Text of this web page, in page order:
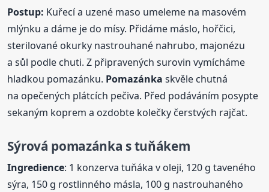
Postup: Kuřecí a uzené maso umeleme na masovém
mlýnku a dáme je do mísy. Přidáme máslo, hořčici,
sterilované okurky nastrouhané nahrubo, majonézu
a sůl podle chuti. Z připravených surovin vymícháme
hladkou pomazánku. Pomazánka skvěle chutná
na opečených plátcích pečiva. Před podáváním posypte
sekaným koprem a ozdobte kolečky čerstvých rajčat.
Sýrová pomazánka s tuňákem
Ingredience: 1 konzerva tuňáka v oleji, 120 g taveného
sýra, 150 g rostlinného másla, 100 g nastrouhaného